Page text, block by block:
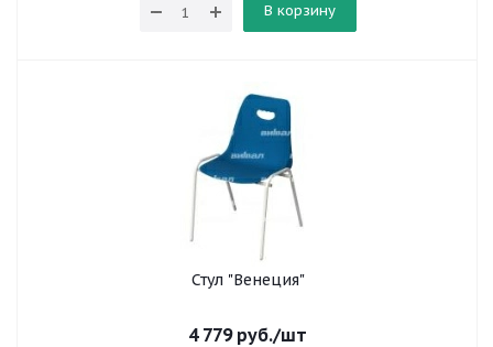
В корзину
Стул "Венеция"
4 779руб./шт